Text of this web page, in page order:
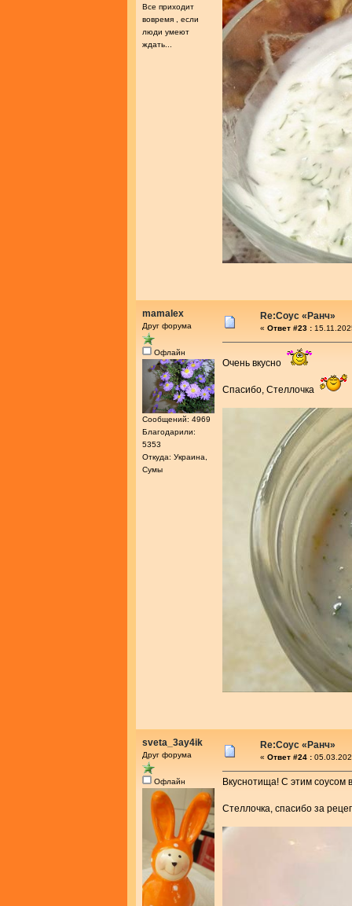
Все приходит
вовремя , если
люди умеют
ждать...
mamalex
Друг форума
Офлайн
Сообщений: 4969
Благодарили:
5353
Откуда: Украина,
Сумы
Re:Соус «Ранч»
« Ответ #23 :
Очень вкусно
Спасибо, Стеллочка
sveta_3ay4ik
Друг форума
Офлайн
Re:Соус «Ранч»
« Ответ #24 :
Вкуснотища! С этим соусом
Стеллочка, спасибо за